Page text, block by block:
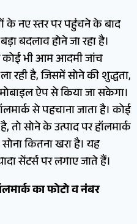
के नए स्तर पर पहुंचने के बाद
बदलाव होने जा रहा है।
कोई भी आम आदमी जांच
रही है, जिसमें सोने की शुद्धता,
ऐप से किया जा सकेगा।
से पहचाना जाता है। कोई
तो सोने के उत्पाद पर हॉलमार्क
कितना खरा है। यह
सेंटर्स पर लगाए जाते हैं।
का फोटो व नंबर